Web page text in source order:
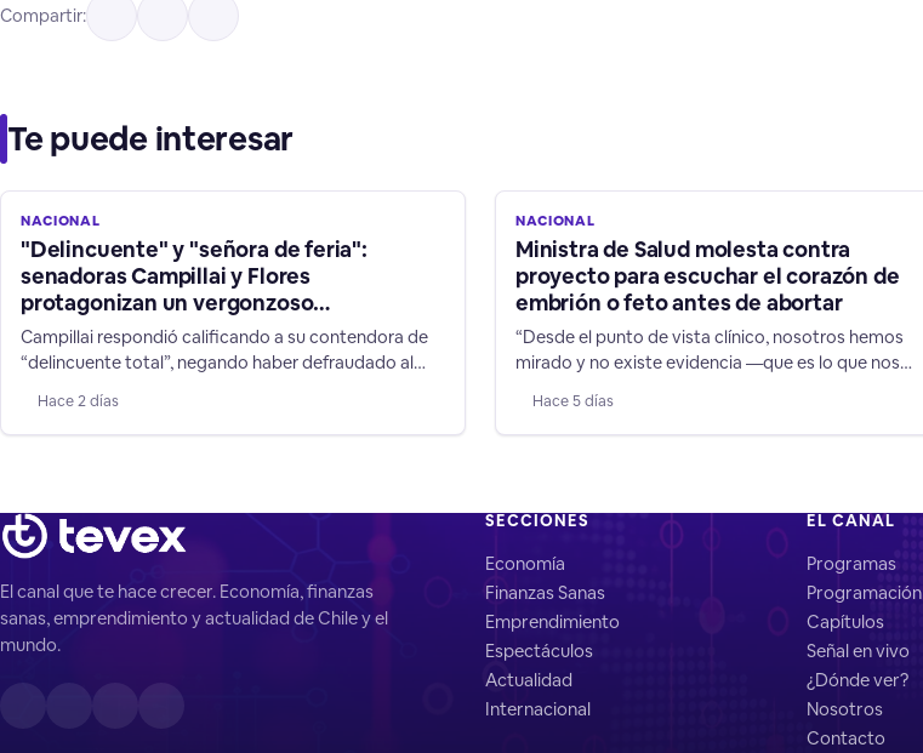
Compartir:
Te puede interesar
NACIONAL
"Delincuente" y "señora de feria":
senadoras Campillai y Flores
protagonizan un vergonzoso
enfrentamiento
Campillai respondió calificando a su contendora de
“delincuente total”, negando haber defraudado al
discusión subió aún más de tono cuando Flores le
gritó: “Eres una cuma total, una cuma total”. Una
Hace 2 días
NACIONAL
Ministra de Salud molesta contra
proyecto para escuchar el corazón de
embrión o feto antes de abortar
“Desde el punto de vista clínico, nosotros hemos
mirado y no existe evidencia —que es lo que nos
cambiar de decisión”, señaló la autoridad.
Hace 5 días
El canal que te hace crecer. Economía, finanzas
sanas, emprendimiento y actualidad de Chile y el
mundo.
SECCIONES
Economía
Finanzas Sanas
Emprendimiento
Espectáculos
Actualidad
Internacional
EL CANAL
Programas
Programación
Capítulos
Señal en vivo
¿Dónde ver?
Nosotros
Contacto